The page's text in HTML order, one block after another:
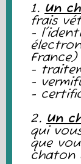
1. Un
frais
-
France)
-
-
-
2. Un
qui
que
chaton